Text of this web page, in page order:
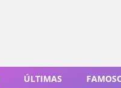
ÚLTIMAS